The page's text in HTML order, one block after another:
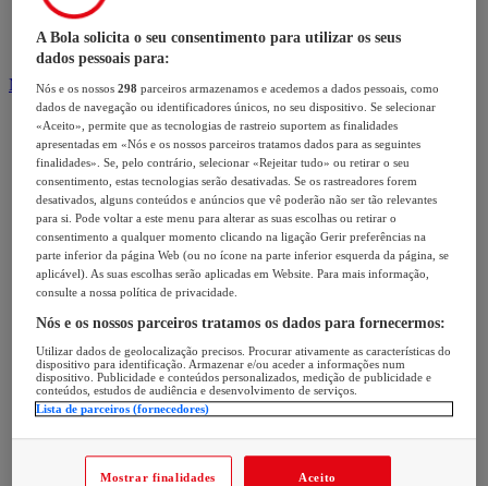
Modalidades
A Bola solicita o seu consentimento para utilizar os seus
dados pessoais para:
Nós e os nossos298 parceiros armazenamos e acedemos a dados pessoais, como
dados de navegação ou identificadores únicos, no seu dispositivo. Se selecionar
«Aceito», permite que as tecnologias de rastreio suportem as finalidades
apresentadas em «Nós e os nossos parceiros tratamos dados para as seguintes
finalidades». Se, pelo contrário, selecionar «Rejeitar tudo» ou retirar o seu
consentimento, estas tecnologias serão desativadas. Se os rastreadores forem
desativados, alguns conteúdos e anúncios que vê poderão não ser tão relevantes
para si. Pode voltar a este menu para alterar as suas escolhas ou retirar o
consentimento a qualquer momento clicando na ligação Gerir preferências na
parte inferior da página Web (ou no ícone na parte inferior esquerda da página, se
aplicável). As suas escolhas serão aplicadas em Website. Para mais informação,
consulte a nossa política de privacidade.
Nós e os nossos parceiros tratamos os dados para fornecermos:
Utilizar dados de geolocalização precisos. Procurar ativamente as características do
dispositivo para identificação. Armazenar e/ou aceder a informações num
dispositivo. Publicidade e conteúdos personalizados, medição de publicidade e
conteúdos, estudos de audiência e desenvolvimento de serviços.
Lista de parceiros (fornecedores)
Mostrar finalidades Aceito